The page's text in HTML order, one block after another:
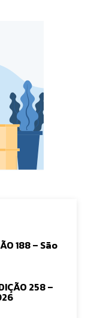
188 – São
258 –